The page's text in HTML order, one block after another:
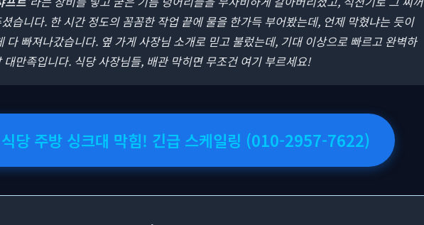
습니다. 한 시간 정도의 꼼꼼한 작업 끝에 물을 한가득 부어봤는데, 언제 막혔냐는 듯이
다 빠져나갔습니다. 옆 가게 사장님 소개로 믿고 불렀는데, 기대 이상으로 빠르고 완벽하
만족입니다. 식당 사장님들, 배관 막히면 무조건 여기 부르세요!
당 주방 싱크대 막힘! 긴급 스케일링 (010-2957-7622)